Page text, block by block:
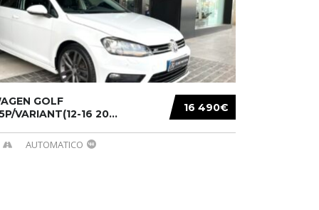
16 490€
GOLF
VARIANT(12-16 20...
AUTOMATICO